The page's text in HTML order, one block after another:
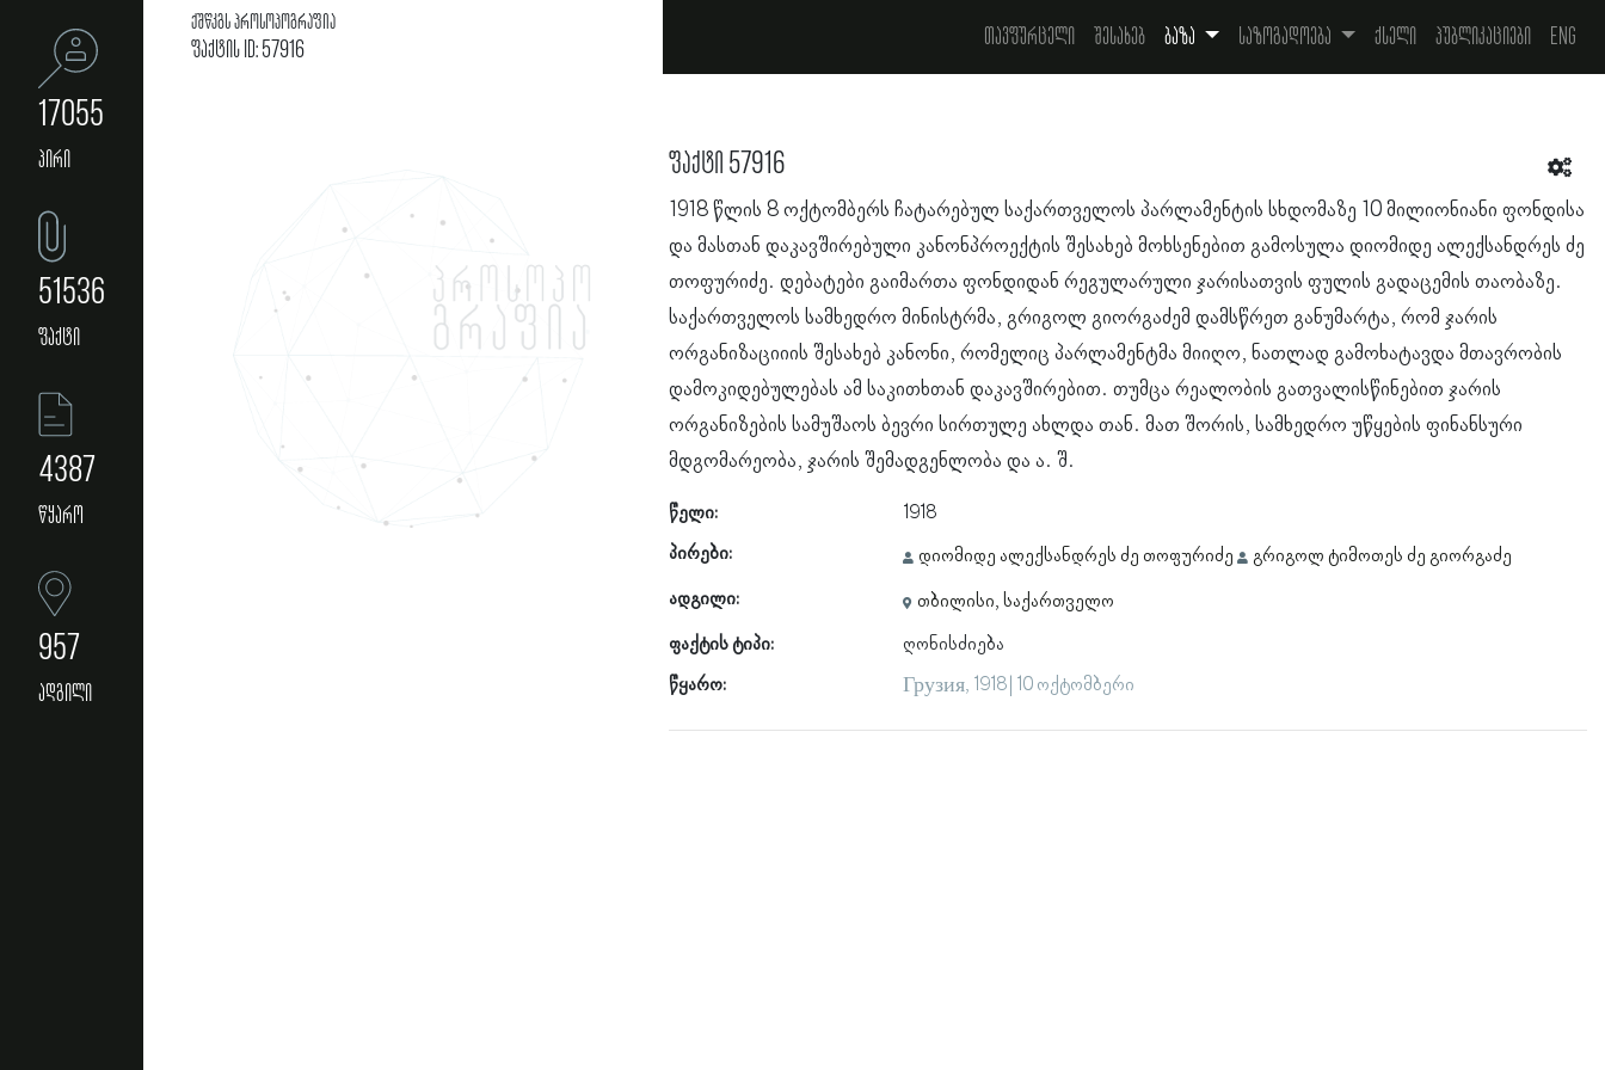
17055
პირი
51536
ფაქტი
4387
წყარო
957
ადგილი
ქშწკგს პროსოპოგრაფია
ფაქტის ID: 57916 თავფურცელი შესახებ ბაზა საზოგადოება ქსელი პუბლიკაციები Eng
ფაქტი 57916
1918 წლის 8 ოქტომბერს ჩატარებულ საქართველოს პარლამენტის სხდომაზე 10 მილიონიანი ფონდისა
და მასთან დაკავშირებული კანონპროექტის შესახებ მოხსენებით გამოსულა დიომიდე ალექსანდრეს ძე
თოფურიძე. დებატები გაიმართა ფონდიდან რეგულარული ჯარისათვის ფულის გადაცემის თაობაზე.
საქართველოს სამხედრო მინისტრმა, გრიგოლ გიორგაძემ დამსწრეთ განუმარტა, რომ ჯარის
ორგანიზაციიის შესახებ კანონი, რომელიც პარლამენტმა მიიღო, ნათლად გამოხატავდა მთავრობის
დამოკიდებულებას ამ საკითხთან დაკავშირებით. თუმცა რეალობის გათვალისწინებით ჯარის
ორგანიზების სამუშაოს ბევრი სირთულე ახლდა თან. მათ შორის, სამხედრო უწყების ფინანსური
მდგომარეობა, ჯარის შემადგენლობა და ა. შ.
წელი:
1918
პირები:
დიომიდე ალექსანდრეს ძე თოფურიძე
გრიგოლ ტიმოთეს ძე გიორგაძე
ადგილი:
თბილისი, საქართველო
ფაქტის ტიპი:
ღონისძიება
წყარო:
Грузия, 1918 | 10 ოქტომბერი